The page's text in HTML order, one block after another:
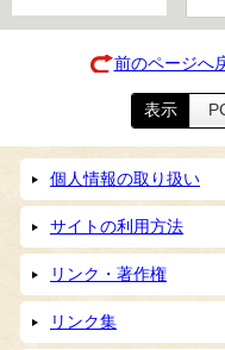
前のページへ
表示
個人情報の取り扱い
サイトの利用方法
リンク・著作権
リンク集